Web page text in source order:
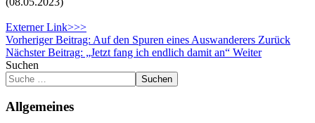
Externer Link>>>
Vorheriger Beitrag: Auf den Spuren eines Auswanderers Zurück
Nächster Beitrag: „Jetzt fang ich endlich damit an“ Weiter
Suchen
Suchen
Allgemeines